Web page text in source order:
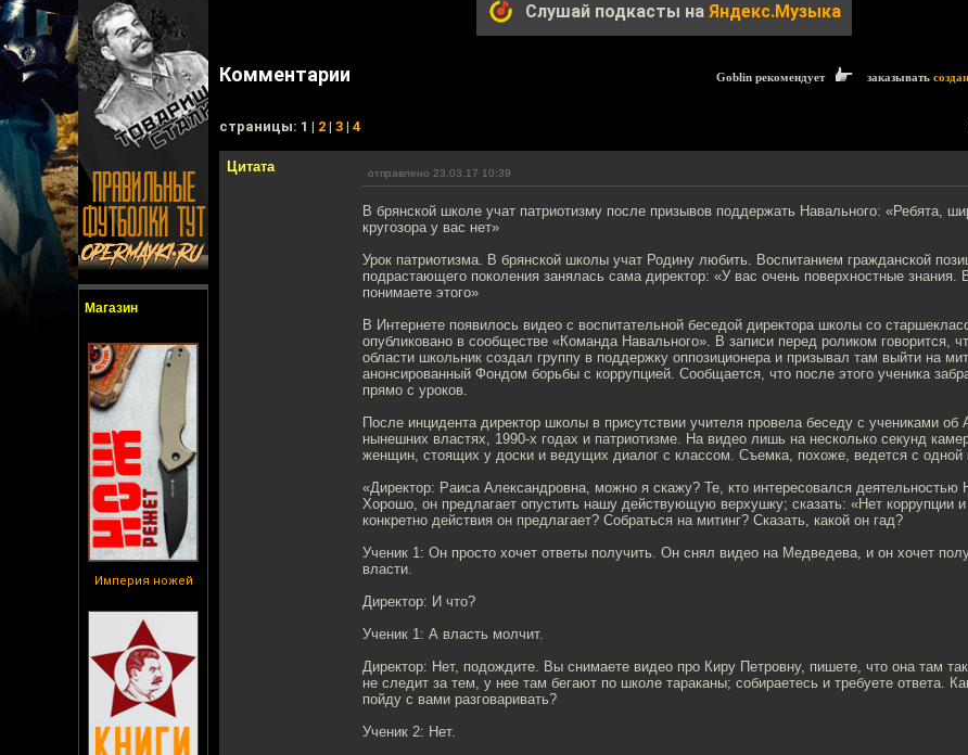
Магазин
Империя ножей
Слушай подкасты на Яндекс.Музыка
Комментарии Goblin рекомендует заказывать
cтраницы: 1 | 2 | 3 | 4
Цитата отправлено 23.03.17 10:39
В брянской школе учат патриотизму после призывов поддержать Навального: «Ребята,
кругозора у вас нет»
Урок патриотизма. В брянской школы учат Родину любить. Воспитанием гражданской
подрастающего поколения занялась сама директор: «У вас очень поверхностные
понимаете этого»
В Интернете появилось видео с воспитательной беседой директора школы со
опубликовано в сообществе «Команда Навального». В записи перед роликом говорится,
области школьник создал группу в поддержку оппозиционера и призывал там выйти на
анонсированный Фондом борьбы с коррупцией. Сообщается, что после этого ученика
прямо с уроков.
После инцидента директор школы в присутствии учителя провела беседу с учениками
нынешних властях, 1990-х годах и патриотизме. На видео лишь на несколько секунд
женщин, стоящих у доски и ведущих диалог с классом. Съемка, похоже, ведется с одной
«Директор: Раиса Александровна, можно я скажу? Те, кто интересовался деятельностью
Хорошо, он предлагает опустить нашу действующую верхушку; сказать: «Нет коррупции
конкретно действия он предлагает? Собраться на митинг? Сказать, какой он гад?
Ученик 1: Он просто хочет ответы получить. Он снял видео на Медведева, и он хочет
власти.
Директор: И что?
Ученик 1: А власть молчит.
Директор: Нет, подождите. Вы снимаете видео про Киру Петровну, пишете, что она там
не следит за тем, у нее там бегают по школе тараканы; собираетесь и требуете ответа.
пойду с вами разговаривать?
Ученик 2: Нет.